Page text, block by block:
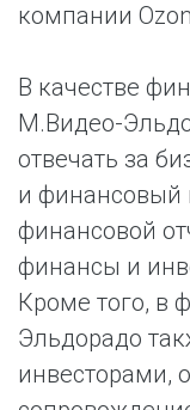
компании
В качестве
М.Видео-
отвечать за
и финансовый
финансовой
финансы и
Кроме того, в
Эльдорадо
инвесторами,